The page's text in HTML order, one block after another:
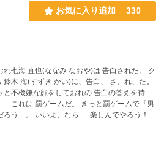
でもこするのは好きだからです。受けちゃん
に妊娠していて欲しい欲望。 ・他の異世界話
でも今度は国ごと新規です。 ・短編にした
生主人公 ・男女関係なく子供が産める魔法と
お気に入り追加 330
七海 直也(ななみ なおや)は 告白された。 ク
木 海(すずき かい)に、告白、 さ、れ、た。
と不機嫌な顔をしておれの 告白の答えを待
これは 罰ゲームだ。 きっと罰ゲームで『男
ろう…。 いいよ、なら──楽しんでやろう！！
が こっちは好みなんだよ！どーだ、キモイ